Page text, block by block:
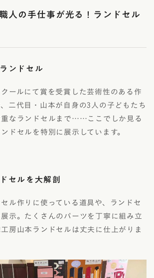
人の手仕事が光る！ランドセル
ンドセル
ールにて賞を受賞した芸術性のある作
二代目・山本が自身の3人の子どもたち
重なランドセルまで……ここでしか見る
ドセルを特別に展示しています。
セルを大解剖
ル作りに使っている道具や、ランドセ
示。たくさんのパーツを丁寧に組み立
房山本ランドセルは丈夫に仕上がりま